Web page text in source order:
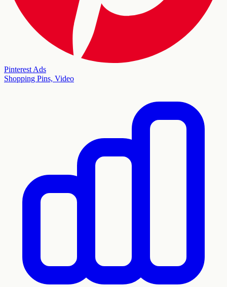
Pinterest Ads
Shopping Pins, Video